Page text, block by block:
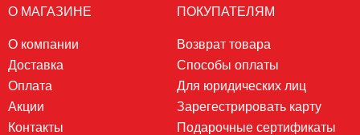
О МАГАЗИНЕ
О компании
Доставка
Оплата
Акции
Контакты
ПОКУПАТЕЛЯМ
Возврат товара
Способы оплаты
Для юридических лиц
Зарегестрировать карту
Подарочные сертификаты